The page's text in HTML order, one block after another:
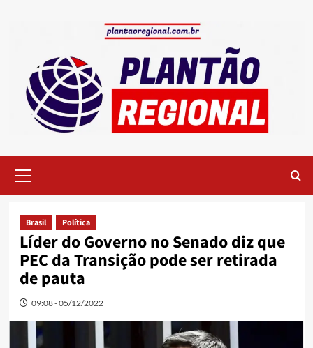
Menu
Brasil Política
Líder do Governo no Senado diz que
PEC da Transição pode ser retirada
de pauta
09:08 - 05/12/2022